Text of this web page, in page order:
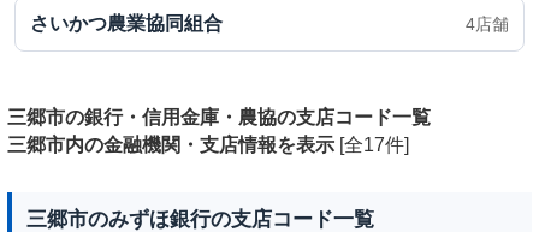
さいかつ農業協同組合 4店舗
三郷市の銀行・信用金庫・農協の支店コード一覧
三郷市内の金融機関・支店情報を表示 [全17件]
三郷市のみずほ銀行の支店コード一覧